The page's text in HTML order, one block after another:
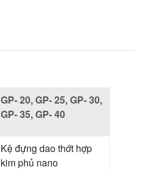
GP- 20, GP- 25, GP- 30,
GP- 35, GP- 40
Kệ đựng dao thớt hợp
kim phủ nano